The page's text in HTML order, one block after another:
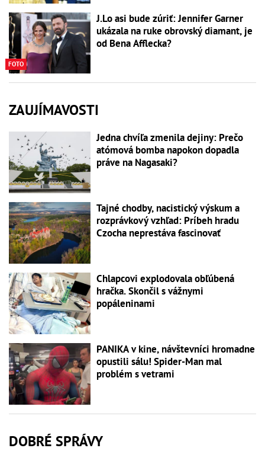
FOTO
J.Lo asi bude zúriť: Jennifer Garner
ukázala na ruke obrovský diamant, je
od Bena Afflecka?
ZAUJÍMAVOSTI
Jedna chvíľa zmenila dejiny: Prečo
atómová bomba napokon dopadla
práve na Nagasaki?
Tajné chodby, nacistický výskum a
rozprávkový vzhľad: Príbeh hradu
Czocha neprestáva fascinovať
Chlapcovi explodovala obľúbená
hračka. Skončil s vážnymi
popáleninami
PANIKA v kine, návštevníci hromadne
opustili sálu! Spider-Man mal
problém s vetrami
DOBRÉ SPRÁVY